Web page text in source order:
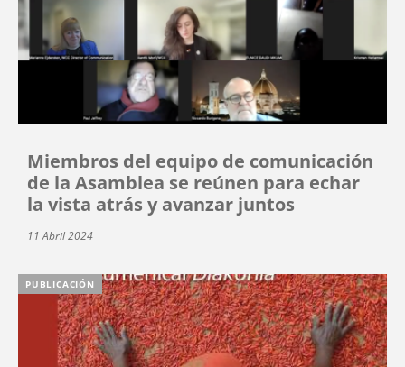
Miembros del equipo de comunicación
de la Asamblea se reúnen para echar
la vista atrás y avanzar juntos
11 Abril 2024
PUBLICACIÓN